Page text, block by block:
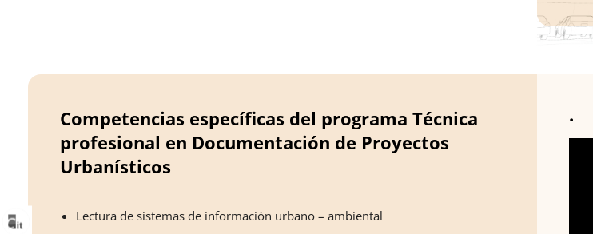
Competencias específicas del programa Técnica
profesional en Documentación de Proyectos
Urbanísticos
Lectura de sistemas de información urbano – ambiental
.